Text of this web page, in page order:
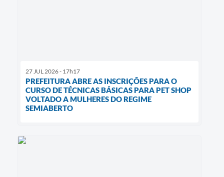
27 JUL 2026 - 17h17
PREFEITURA ABRE AS INSCRIÇÕES PARA O
CURSO DE TÉCNICAS BÁSICAS PARA PET SHOP
VOLTADO A MULHERES DO REGIME
SEMIABERTO